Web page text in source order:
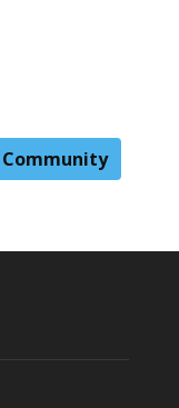
Community